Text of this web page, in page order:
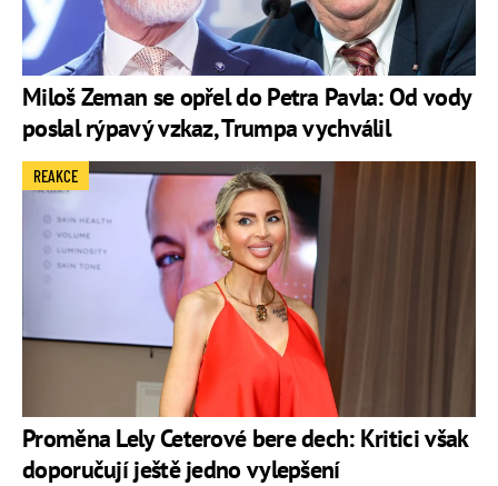
Miloš Zeman se opřel do Petra Pavla: Od vody
poslal rýpavý vzkaz, Trumpa vychválil
Proměna Lely Ceterové bere dech: Kritici však
doporučují ještě jedno vylepšení
REAKCE